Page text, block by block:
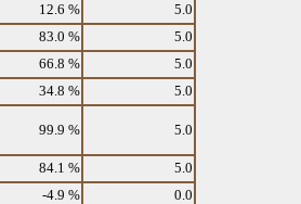
12.6 %
5.0
83.0 %
5.0
66.8 %
5.0
34.8 %
5.0
99.9 % 5.0
84.1 %
5.0
-4.9 %
0.0